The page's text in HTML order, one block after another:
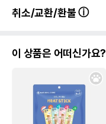
취소/교환/환불
이 상품은 어떠신가요?